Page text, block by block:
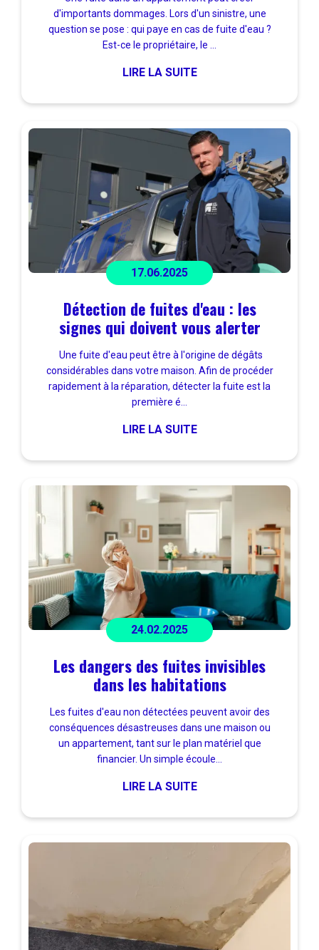
d'importants dommages. Lors d'un sinistre, une
question se pose : qui paye en cas de fuite d'eau ?
Est-ce le propriétaire, le ...
LIRE LA SUITE
17.06.2025
Détection de fuites d'eau : les
signes qui doivent vous alerter
Une fuite d'eau peut être à l'origine de dégâts
considérables dans votre maison. Afin de procéder
rapidement à la réparation, détecter la fuite est la
première é...
LIRE LA SUITE
24.02.2025
Les dangers des fuites invisibles
dans les habitations
Les fuites d'eau non détectées peuvent avoir des
conséquences désastreuses dans une maison ou
un appartement, tant sur le plan matériel que
financier. Un simple écoule...
LIRE LA SUITE